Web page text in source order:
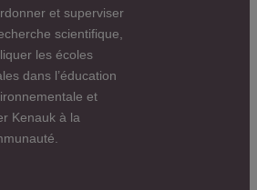
et superviser
scientifique,
les écoles
dans l’éducation
et
Kenauk à la